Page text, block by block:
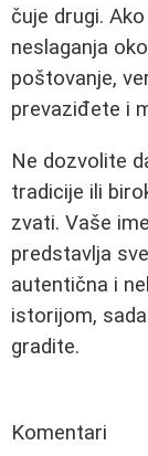
čuje drugi.
neslaganja
poštovanje,
prevaziđete i
Ne dozvolite
tradicije ili
zvati. Vaše
predstavlja
autentična i
istorijom,
gradite.
Komentari